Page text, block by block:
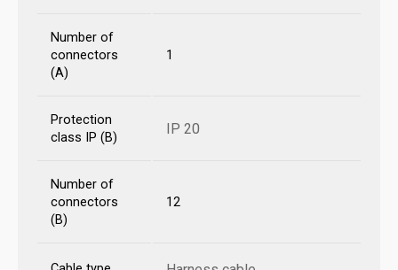
Number of
connectors
(A)
1
Protection
class IP (B)
IP 20
Number of
connectors
(B)
12